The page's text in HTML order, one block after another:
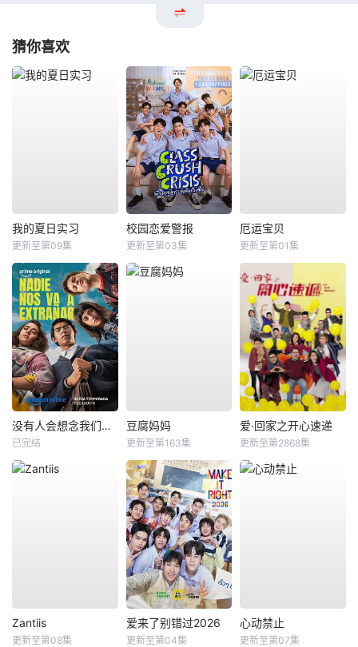
猜你喜欢
我的夏日实习
更新至第09集
校园恋爱警报
更新至第03集
厄运宝贝
更新至第01集
没有人会想念我们第二季
已完结
豆腐妈妈
更新至第163集
爱·回家之开心速递
更新至第2868集
Zantiis
更新至第08集
爱来了别错过2026
更新至第04集
心动禁止
更新至第07集